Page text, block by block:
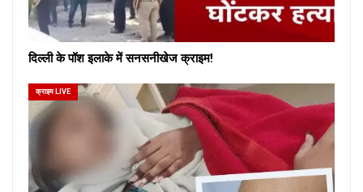
दिल्ली के पॉश इलाके में सनसनीखेज क्राइम!
क्राइम LIVE